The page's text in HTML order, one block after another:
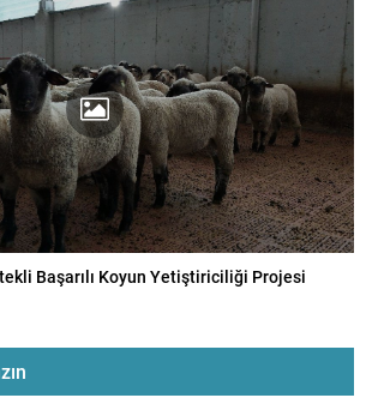
Başarılı Koyun Yetiştiriciliği Projesi